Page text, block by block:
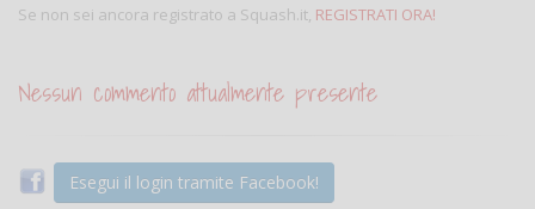
Se non sei ancora registrato a Squash.it, REGISTRATI ORA!
Nessun commento attualmente presente
Esegui il login tramite Facebook!